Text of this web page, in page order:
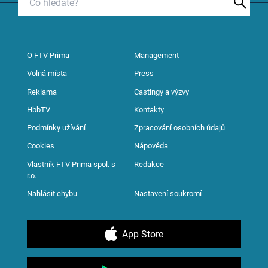
O FTV Prima Management
Volná místa Press
Reklama Castingy a výzvy
HbbTV Kontakty
Podmínky užívání Zpracování osobních údajů
Cookies Nápověda
Vlastník FTV Prima spol. s
r.o.
Redakce
Nahlásit chybu Nastavení soukromí
App Store